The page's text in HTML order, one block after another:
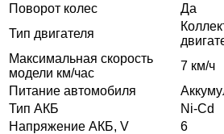
Поворот колес
Да
Тип двигателя
Максимальная скорость
модели км/час
7 км/ч
Питание автомобиля
Тип АКБ
Ni-Cd
Напряжение АКБ, V
6